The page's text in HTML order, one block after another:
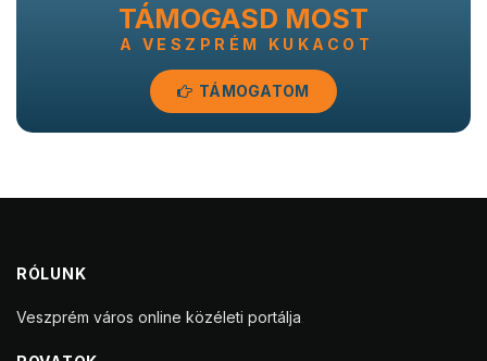
TÁMOGASD MOST
A VESZPRÉM KUKACOT
TÁMOGATOM
RÓLUNK
Veszprém város online közéleti portálja